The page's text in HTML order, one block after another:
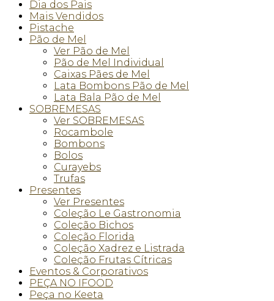
Dia dos Pais
Mais Vendidos
Pistache
Pão de Mel
Ver Pão de Mel
Pão de Mel Individual
Caixas Pães de Mel
Lata Bombons Pão de Mel
Lata Bala Pão de Mel
SOBREMESAS
Ver SOBREMESAS
Rocambole
Bombons
Bolos
Curayebs
Trufas
Presentes
Ver Presentes
Coleção Le Gastronomia
Coleção Bichos
Coleção Florida
Coleção Xadrez e Listrada
Coleção Frutas Cítricas
Eventos & Corporativos
PEÇA NO IFOOD
Peça no Keeta